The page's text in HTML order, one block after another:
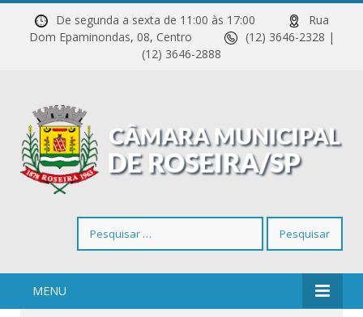
De segunda a sexta de 11:00 às 17:00
Rua
Dom Epaminondas, 08, Centro
(12) 3646-2328 |
(12) 3646-2888
por:
MENU